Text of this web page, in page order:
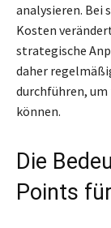
analysieren. Bei
Kosten
strategische
daher
durchführen,
können.
Die
Points